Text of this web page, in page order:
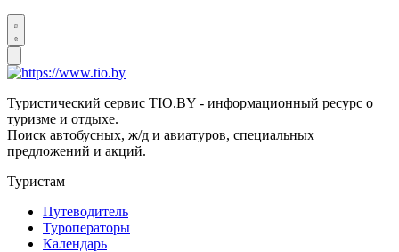
Туристический сервис TIO.BY - информационный ресурс о
туризме и отдыхе.
Поиск автобусных, ж/д и авиатуров, специальных
предложений и акций.
Туристам
Путеводитель
Туроператоры
Календарь